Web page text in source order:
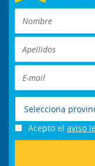
Selecciona
Acepto el aviso